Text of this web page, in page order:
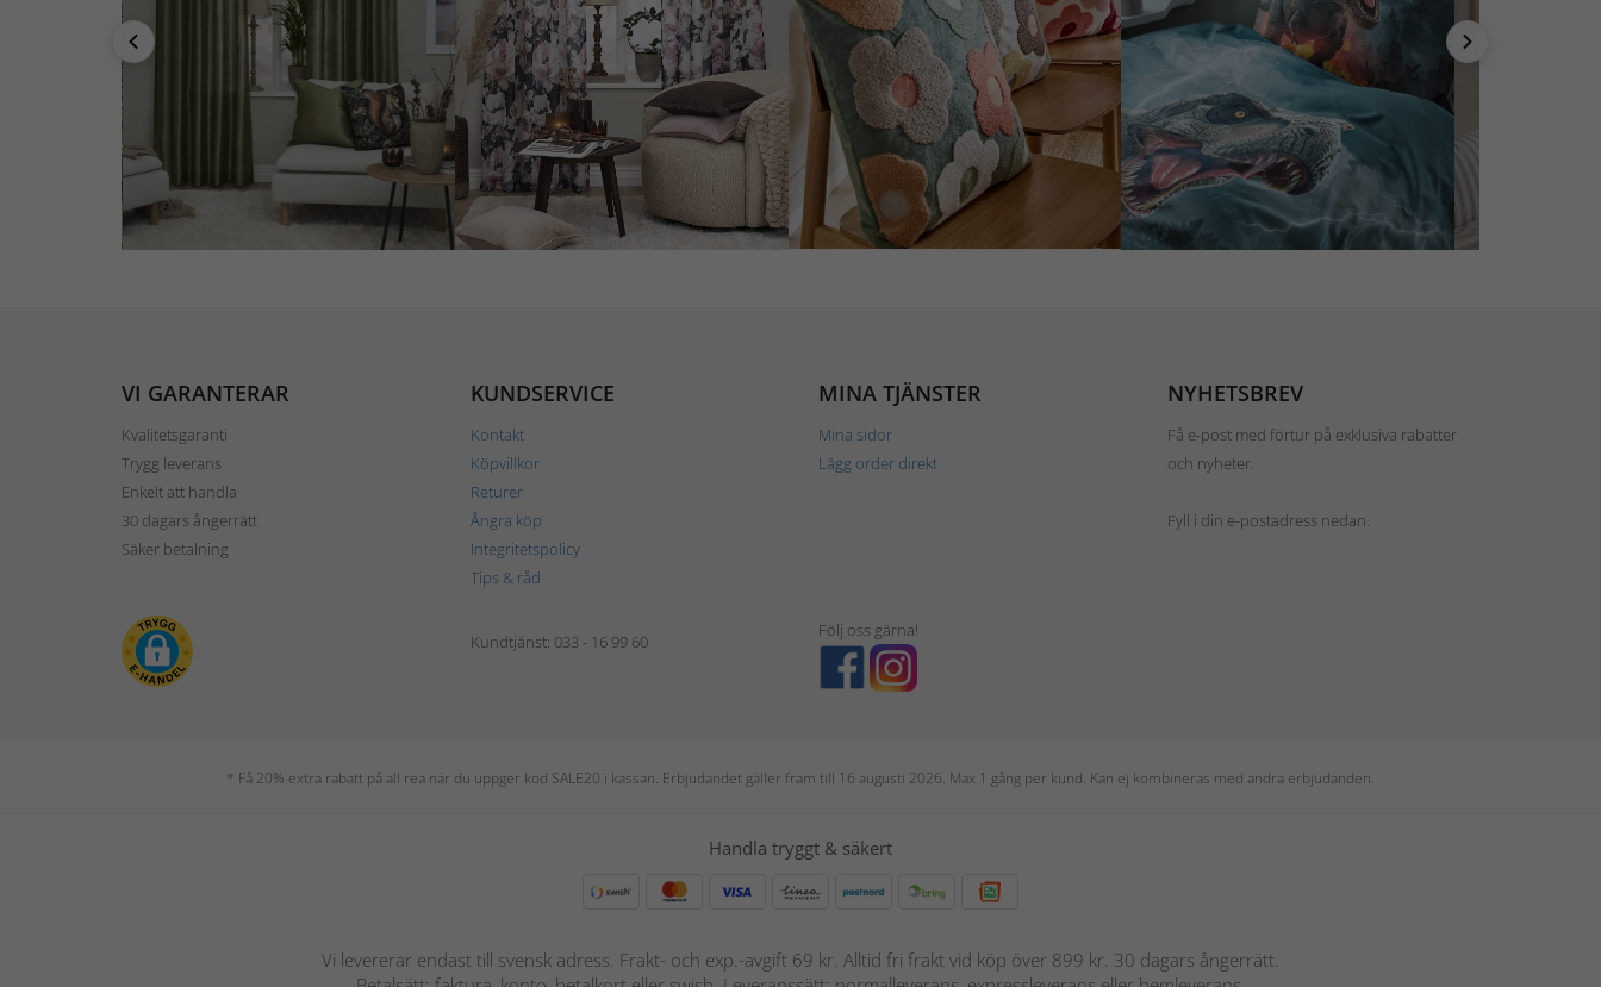
VI GARANTERAR
Kvalitetsgaranti
Trygg leverans
Enkelt att handla
30 dagars ångerrätt
Säker betalning
KUNDSERVICE
Kontakt
Köpvillkor
Returer
Ångra köp
Integritetspolicy
Tips & råd
MINA TJÄNSTER
Mina sidor
Lägg order direkt
NYHETSBREV
Få e-post med förtur på exklusiva rabatter
och nyheter.
Fyll i din e-postadress nedan.
Kundtjänst: 033 - 16 99 60
Följ oss gärna!
* Få 20% extra rabatt på all rea när du uppger kod SALE20 i kassan. Erbjudandet gäller fram till 16 augusti 2026. Max 1 gång per kund. Kan ej kombineras med andra erbjudanden.
Handla tryggt & säkert
Vi levererar endast till svensk adress. Frakt- och exp.-avgift 69 kr. Alltid fri frakt vid köp över 899 kr. 30 dagars ångerrätt.